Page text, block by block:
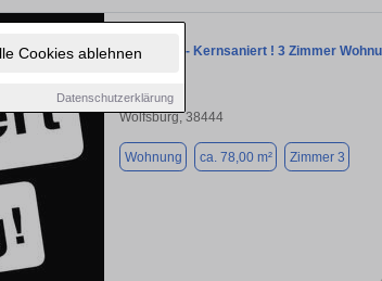
Cookies ablehnen
Datenschutzerklärung
Erstbezug - Kernsaniert ! 3 Zimmer
Wolfsburg, 38444
Wohnung ca. 78,00 m² Zimmer 3